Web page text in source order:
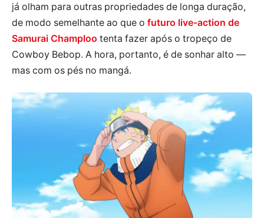
já olham para outras propriedades de longa duração,
de modo semelhante ao que o futuro live-action de
Samurai Champloo tenta fazer após o tropeço de
Cowboy Bebop. A hora, portanto, é de sonhar alto —
mas com os pés no mangá.